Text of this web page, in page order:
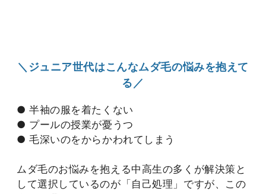
＼ジュニア世代はこんなムダ毛の悩みを抱えて
る／
● 半袖の服を着たくない
● プールの授業が憂うつ
● 毛深いのをからかわれてしまう
ムダ毛のお悩みを抱える中高生の多くが解決策と
して選択しているのが「自己処理」ですが、この